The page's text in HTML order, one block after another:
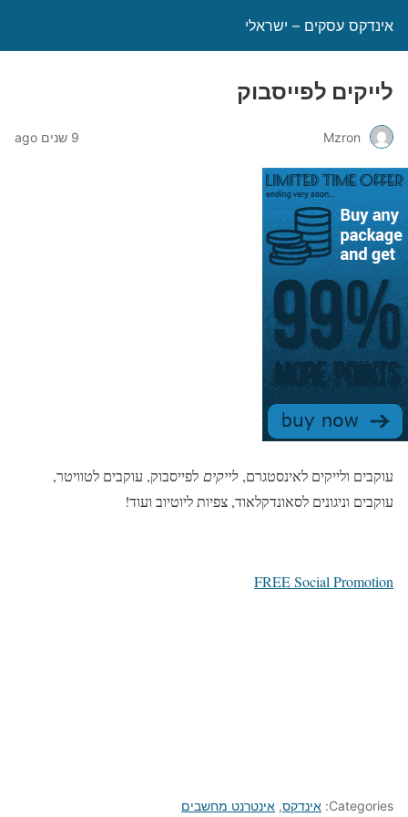
אינדקס עסקים – ישראלי
לייקים לפייסבוק
Mzron 9 שנים ago
עוקבים ולייקים לאינסטגרם,לייקים לפייסבוק, עוקבים לטוויטר,
עוקבים וניגונים לסאונדקלאוד, צפיות ליוטיוב ועוד!
FREE Social Promotion
Categories: אינדקס, אינטרנט מחשבים